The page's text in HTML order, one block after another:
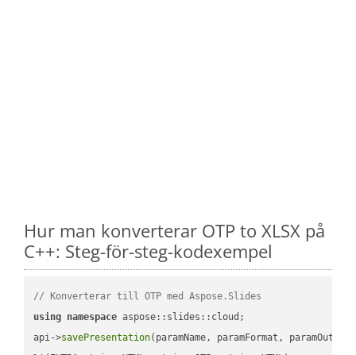
Hur man konverterar OTP to XLSX på
C++: Steg-för-steg-kodexempel
// Konverterar till OTP med Aspose.Slides
using namespace aspose::slides::cloud;
api->savePresentation(paramName, paramFormat,